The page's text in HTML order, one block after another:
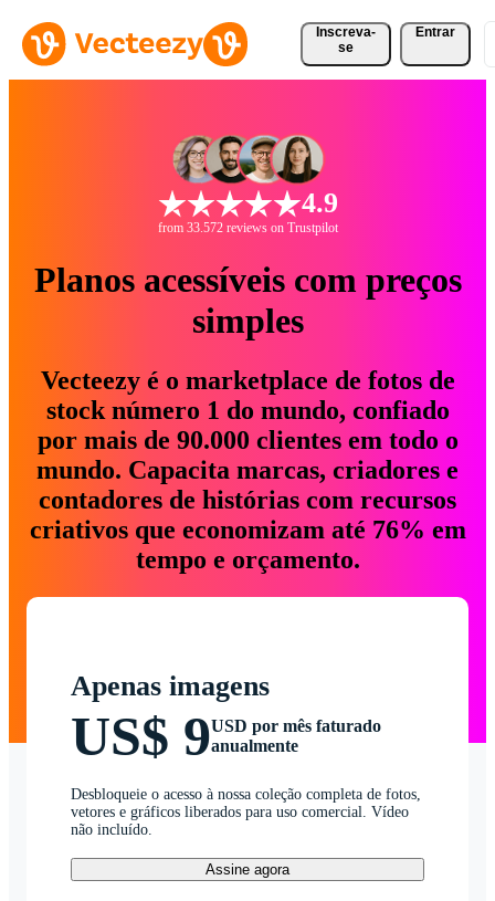
Inscreva-
se
Entrar
4.9
from 33.572 reviews on Trustpilot
Planos acessíveis com preços
simples
Vecteezy é o marketplace de fotos de
stock número 1 do mundo, confiado
por mais de 90.000 clientes em todo o
mundo. Capacita marcas, criadores e
contadores de histórias com recursos
criativos que economizam até 76% em
tempo e orçamento.
Apenas imagens
US$ 9USD por mês faturado
anualmente
Desbloqueie o acesso à nossa coleção completa de fotos,
vetores e gráficos liberados para uso comercial. Vídeo
não incluído.
Assine agora